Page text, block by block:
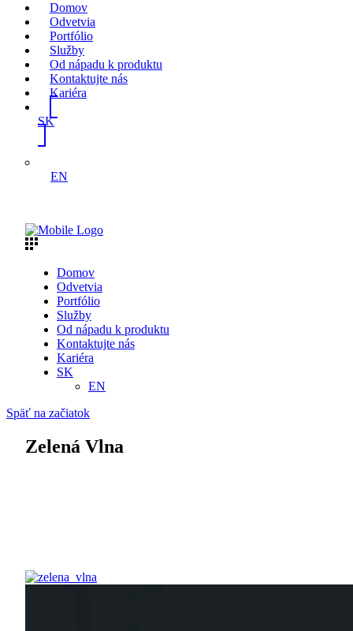
Domov
Odvetvia
Portfólio
Služby
Od nápadu k produktu
Kontaktujte nás
Kariéra
SK
EN
Domov
Odvetvia
Portfólio
Služby
Od nápadu k produktu
Kontaktujte nás
Kariéra
SK
EN
Späť na začiatok
Zelená Vlna